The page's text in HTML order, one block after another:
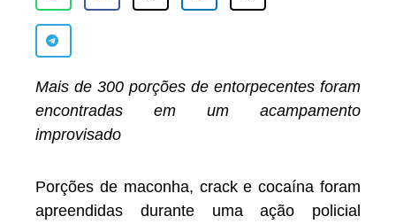
Mais de 300 porções de entorpecentes foram
encontradas em um acampamento
improvisado
Porções de maconha, crack e cocaína foram
apreendidas durante uma ação policial